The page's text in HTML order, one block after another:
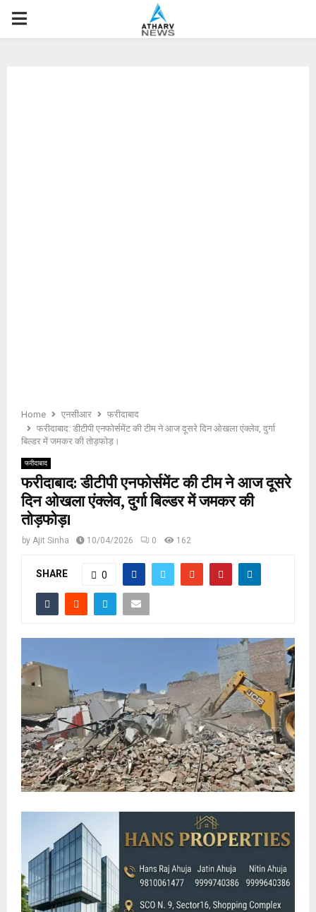
P
Home एनसीआर
फरीदाबाद
फरीदाबाद: डीटीपी एनफोर्समेंट की टीम ने आज दूसरे दिन ओखला एंक्लेव, दुर्गा
बिल्डर में जमकर की तोड़फोड़।
फरीदाबाद
फरीदाबाद: डीटीपी एनफोर्समेंट की टीम ने आज दूसरे
दिन ओखला एंक्लेव, दुर्गा बिल्डर में जमकर की
तोड़फोड़।
by Ajit Sinha 10/04/2026 0 162
SHARE 0